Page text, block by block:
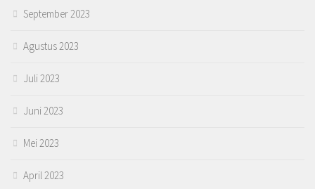
September 2023
Agustus 2023
Juli 2023
Juni 2023
Mei 2023
April 2023